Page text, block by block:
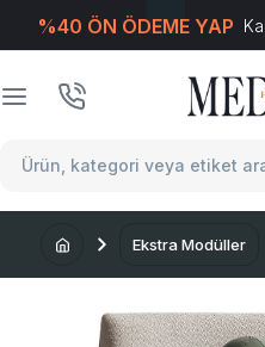
%40 ÖN ÖDEME YAP
Ekstra Modüller
T-Soft E-Ticaret